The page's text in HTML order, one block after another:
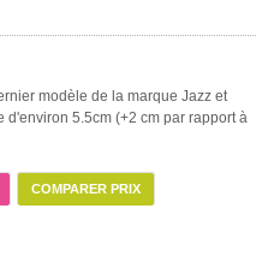
modèle de la marque Jazz et
5.5cm (+2 cm par rapport à
COMPARER PRIX